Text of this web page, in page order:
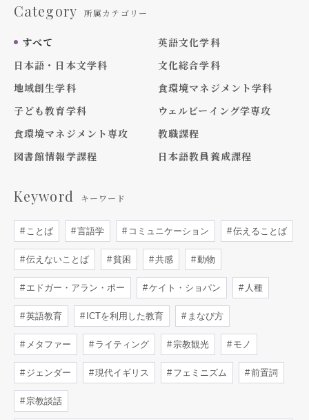
Category 所属カテゴリー
すべて
英語文化学科
日本語・日本文学科
文化総合学科
地域創生学科
食環境マネジメント学科
子ども教育学科
ウェルビーイング学専攻
食環境マネジメント専攻
教職課程
図書館情報学課程
日本語教員養成課程
Keyword キーワード
ことば 言語学 コミュニケーション 伝えることば
伝えないことば 貧困 共感 動物
エドガー・アラン・ポー ケイト・ショパン 人種
英語教育 ICTを利用した教育 まなび方
メタファー ライティング 宗教観光 モノ
ジェンダー 現代イギリス フェミニズム 前置詞
宗教談話